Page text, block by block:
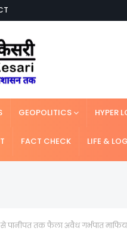
GEOPOLITICS HYPER
FACT CHECK LIFE &
से पानीपत तक फैला अवैध गर्भपात